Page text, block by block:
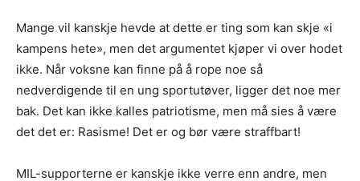
Mange vil kanskje hevde at dette er ting som kan skje «i
kampens hete», men det argumentet kjøper vi over hodet
ikke. Når voksne kan finne på å rope noe så
nedverdigende til en ung sportutøver, ligger det noe mer
bak. Det kan ikke kalles patriotisme, men må sies å være
det det er: Rasisme! Det er og bør være straffbart!
MIL-supporterne er kanskje ikke verre enn andre, men